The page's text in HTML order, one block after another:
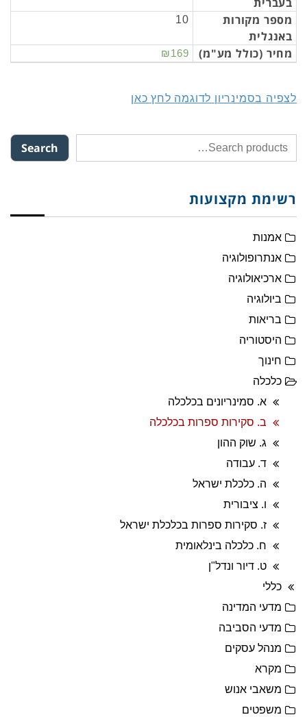
מספר מקורות
באנגלית
10
מחיר (כולל מע"מ) ₪169
לצפיה בסמינריון לדוגמה לחץ כאן
Search
רשימת מקצועות
אמנות
אנתרופולוגיה
ארכיאולוגיה
ביולוגיה
בריאות
היסטוריה
חינוך
כלכלה
א. סמינריונים בכלכלה
ב. סקירות ספרות בכלכלה
ג. שוק ההון
ד. עבודה
ה. כלכלת ישראל
ו. ציבורית
ז. סקירות ספרות בכלכלת ישראל
ח. כלכלה בינלאומית
ט. דיור ונדל"ן
כללי
מדעי המדינה
מדעי הסביבה
מנהל עסקים
מקרא
משאבי אנוש
משפטים